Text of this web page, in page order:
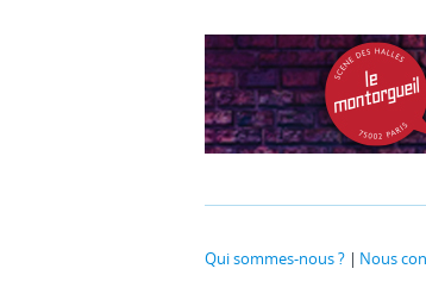
Qui sommes-nous ? Nous